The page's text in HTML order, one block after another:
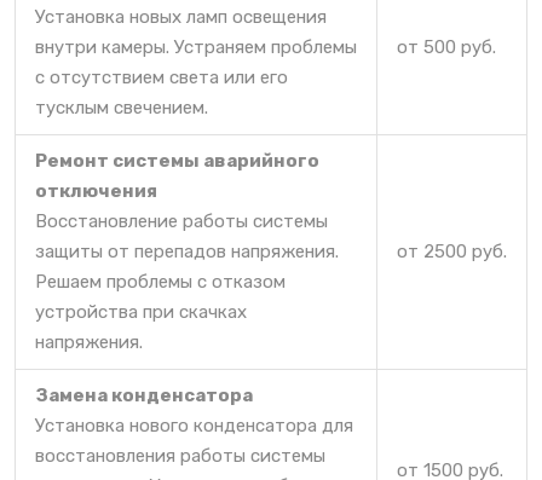
Установка новых ламп освещения
внутри камеры. Устраняем проблемы
с отсутствием света или его
тусклым свечением.
от 500 руб.
Ремонт системы аварийного
отключения
Восстановление работы системы
защиты от перепадов напряжения.
Решаем проблемы с отказом
устройства при скачках
напряжения.
от 2500 руб.
Замена конденсатора
Установка нового конденсатора для
восстановления работы системы
от 1500 руб.